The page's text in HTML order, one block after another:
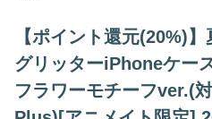
【ポイント還元(20%)
グリッターiPhoneケー
フラワーモチーフver.(